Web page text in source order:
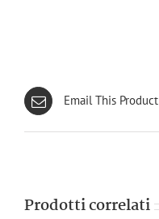
Email This Product
Prodotti correlati